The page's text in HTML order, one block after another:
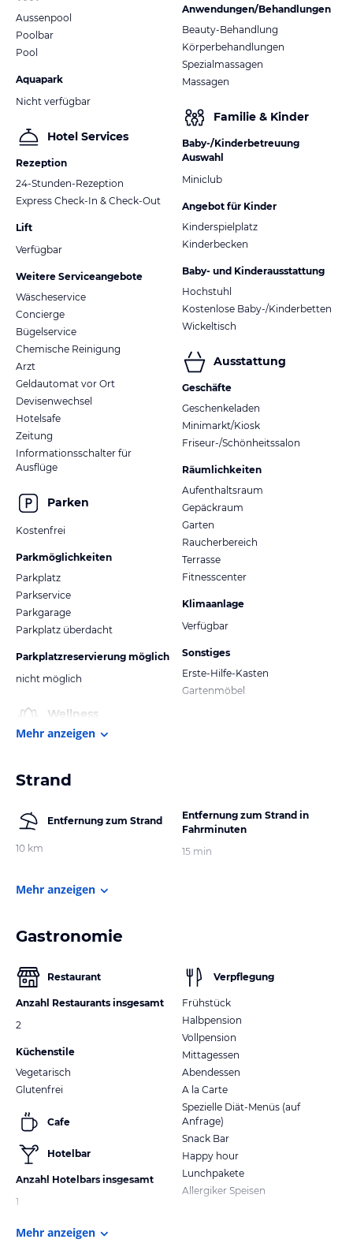
Aussenpool
Poolbar
Pool
Aquapark
Nicht verfügbar
Hotel Services
Rezeption
24-Stunden-Rezeption
Express Check-In & Check-Out
Lift
Verfügbar
Weitere Serviceangebote
Wäscheservice
Concierge
Bügelservice
Chemische Reinigung
Arzt
Geldautomat vor Ort
Devisenwechsel
Hotelsafe
Zeitung
Informationsschalter für
Ausflüge
Parken
Kostenfrei
Parkmöglichkeiten
Parkplatz
Parkservice
Parkgarage
Parkplatz überdacht
Parkplatzreservierung möglich
nicht möglich
Wellness
Anwendungen/Behandlungen
Beauty-Behandlung
Körperbehandlungen
Spezialmassagen
Massagen
Familie & Kinder
Baby-/Kinderbetreuung
Auswahl
Miniclub
Angebot für Kinder
Kinderspielplatz
Kinderbecken
Baby- und Kinderausstattung
Hochstuhl
Kostenlose Baby-/Kinderbetten
Wickeltisch
Ausstattung
Geschäfte
Geschenkeladen
Minimarkt/Kiosk
Friseur-/Schönheitssalon
Räumlichkeiten
Aufenthaltsraum
Gepäckraum
Garten
Raucherbereich
Terrasse
Fitnesscenter
Klimaanlage
Verfügbar
Sonstiges
Erste-Hilfe-Kasten
Gartenmöbel
Mehr anzeigen
Strand
Entfernung zum Strand
10 km
Entfernung zum Strand in
Fahrminuten
15 min
Mehr anzeigen
Gastronomie
Restaurant
Anzahl Restaurants insgesamt
2
Küchenstile
Vegetarisch
Glutenfrei
Cafe
Hotelbar
Anzahl Hotelbars insgesamt
1
Verpflegung
Frühstück
Halbpension
Vollpension
Mittagessen
Abendessen
A la Carte
Spezielle Diät-Menüs (auf
Anfrage)
Snack Bar
Happy hour
Lunchpakete
Allergiker Speisen
Mehr anzeigen